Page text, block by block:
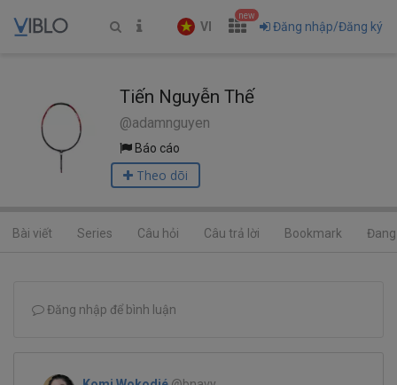
VI
new
Đăng nhập/Đăng ký
Tiến Nguyễn Thế
@adamnguyen
Báo cáo
Theo dõi
Bài viết Series Câu hỏi Câu trả lời Bookmark
Đăng nhập để bình luận